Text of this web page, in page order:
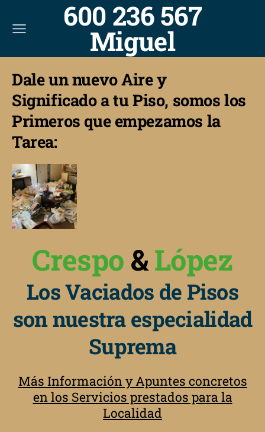
600 236 567
Miguel
Dale un nuevo Aire y
Significado a tu Piso, somos los
Primeros que empezamos la
Tarea:
Crespo &López
Los Vaciados de Pisos
son nuestra especialidad
Suprema
Más Información y Apuntes concretos
en los Servicios prestados para la
Localidad